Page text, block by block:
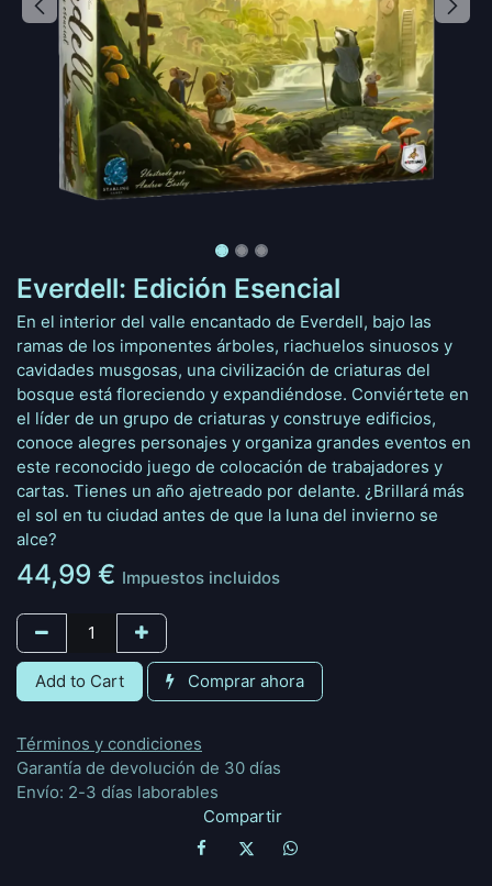
Everdell: Edición Esencial
En el interior del valle encantado de Everdell, bajo las
ramas de los imponentes árboles, riachuelos sinuosos y
cavidades musgosas, una civilización de criaturas del
bosque está floreciendo y expandiéndose. Conviértete en
el líder de un grupo de criaturas y construye edificios,
conoce alegres personajes y organiza grandes eventos en
este reconocido juego de colocación de trabajadores y
cartas. Tienes un año ajetreado por delante. ¿Brillará más
el sol en tu ciudad antes de que la luna del invierno se
alce?
44,99 € Impuestos incluidos
Add to Cart Comprar ahora
Términos y condiciones
Garantía de devolución de 30 días
Envío: 2-3 días laborables
Compartir